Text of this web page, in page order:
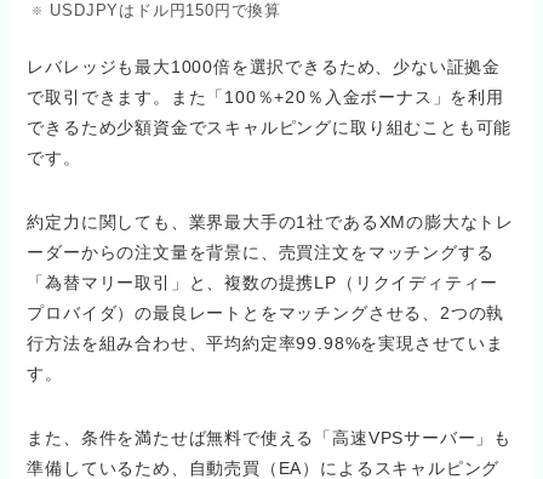
USDJPYはドル円150円で換算
レバレッジも最大1000倍を選択できるため、少ない証拠金
で取引できます。また「100％+20％入金ボーナス」を利用
できるため少額資金でスキャルピングに取り組むことも可能
です。
約定力に関しても、業界最大手の1社であるXMの膨大なトレ
ーダーからの注文量を背景に、売買注文をマッチングする
「為替マリー取引」と、複数の提携LP（リクイディティー
プロバイダ）の最良レートとをマッチングさせる、2つの執
行方法を組み合わせ、平均約定率99.98%を実現させていま
す。
また、条件を満たせば無料で使える「高速VPSサーバー」も
準備しているため、自動売買（EA）によるスキャルピング